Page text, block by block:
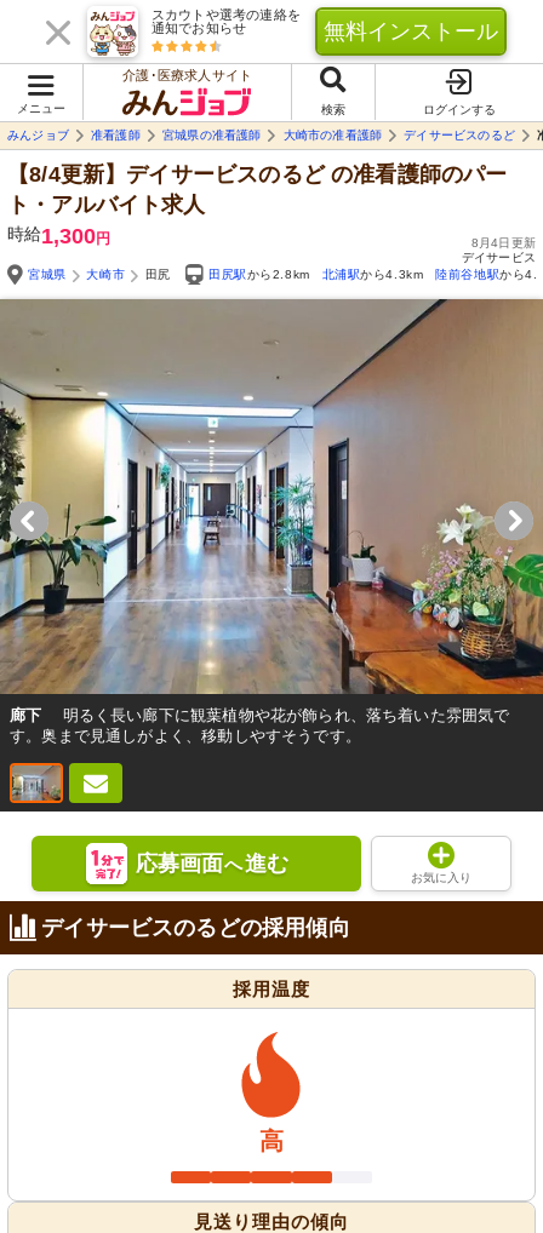
スカウトや選考の連絡を
通知でお知らせ
無料インストール
メニュー
介護･医療求人サイト
検索
ログインする
みんジョブ
准看護師 宮城県の准看護師 大崎市の准看護師 デイサービスのるど
【8/4更新】デイサービスのるどの准看護師のパー
ト・アルバイト求人
時給1,300円
8月4日更新
デイサービス
宮城県
大崎市 田尻 田尻駅から2.8km 北浦駅から4.3km 陸前谷地駅から
廊下
明るく長い廊下に観葉植物や花が飾られ、落ち着いた雰囲気で
す。奥まで見通しがよく、移動しやすそうです。
応募画面へ進む
お気に入り
デイサービスのるどの採用傾向
採用温度
高
見送り理由の傾向